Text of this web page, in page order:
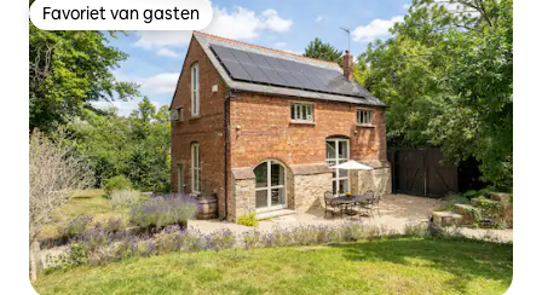
Favoriet van gasten
Favoriet van gasten